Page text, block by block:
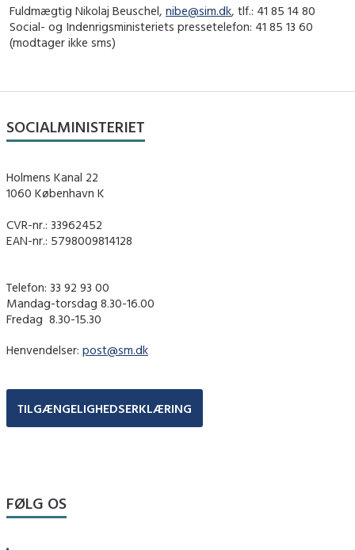
Fuldmægtig Nikolaj Beuschel, nibe@sim.dk, tlf.: 41 85 14 80
Social- og Indenrigsministeriets pressetelefon: 41 85 13 60
(modtager ikke sms)
SOCIALMINISTERIET
Holmens Kanal 22
1060 København K
CVR-nr.: 33962452
EAN-nr.: 5798009814128
Telefon: 33 92 93 00
Mandag-torsdag 8.30-16.00
Fredag ​ 8.30-15.30
Henvendelser: post@sm.dk
TILGÆNGELIGHEDSERKLÆRING
FØLG OS